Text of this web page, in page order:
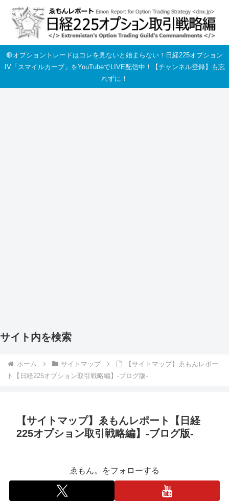
🔴オプショントレードはコレを見ないと始まらない！日経225オプション
IV「スマイルカーブ」をYouTubeでLIVE配信中！【チャンネル登録】も忘
れずに！
サイト内を検索
ホーム サイトマップ
【サイトマップ】ゑもんレポー
ト【日経225オプション取引戦略編】-ブログ版-
【サイトマップ】ゑもんレポート【日経
225オプション取引戦略編】-ブログ版-
ゑもん。をフォローする